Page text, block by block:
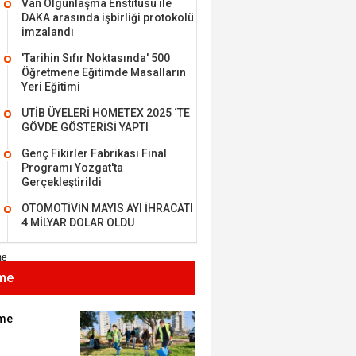
Van Olgunlaşma Enstitüsü ile
DAKA arasında işbirliği protokolü
imzalandı
'Tarihin Sıfır Noktasında' 500
Öğretmene Eğitimde Masalların
Yeri Eğitimi
UTİB ÜYELERİ HOMETEX 2025 ‘TE
GÖVDE GÖSTERİSİ YAPTI
Genç Fikirler Fabrikası Final
Programı Yozgat'ta
Gerçekleştirildi
OTOMOTİVİN MAYIS AYI İHRACATI
4 MİLYAR DOLAR OLDU
Bilim İnsanı Tosun
Saygı..
ÖZDEMİR
- Sağlık turizminde
BULUZ
Ulusumuz:
KEMAL ZEYBEK